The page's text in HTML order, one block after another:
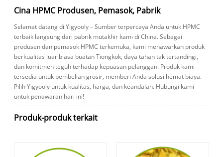
Cina HPMC Produsen, Pemasok, Pabrik
Selamat datang di Yigyooly – Sumber terpercaya Anda untuk HPMC
terbaik langsung dari pabrik mutakhir kami di China. Sebagai
produsen dan pemasok HPMC terkemuka, kami menawarkan produk
berkualitas luar biasa buatan Tiongkok, daya tahan tak tertandingi,
dan komitmen teguh terhadap kepuasan pelanggan. Produk kami
tersedia untuk pembelian grosir, memberi Anda solusi hemat biaya.
Pilih Yigyooly untuk kualitas, harga, dan keandalan. Hubungi kami
untuk penawaran hari ini!
Produk-produk terkait